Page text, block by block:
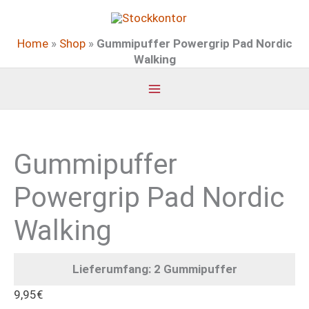
springen
Home» Shop» Gummipuffer Powergrip Pad Nordic
Walking
Gummipuffer
Powergrip Pad Nordic
Walking
Lieferumfang: 2 Gummipuffer
9,95€